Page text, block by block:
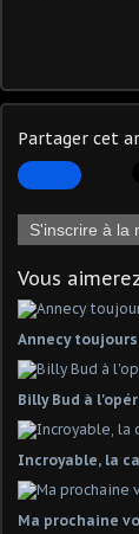
Partager cet
S'inscrire à la
Vous
Annecy
Billy Bud à
Incroyable, la
Ma prochaine